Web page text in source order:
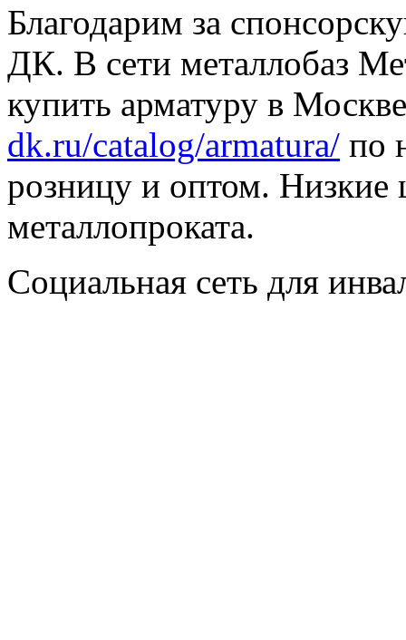
Благодарим за
ДК. В сети металлобаз
купить арматуру в
dk.ru/catalog/armatura/ по
розницу и оптом. Низкие
металлопроката.
Социальная сеть для